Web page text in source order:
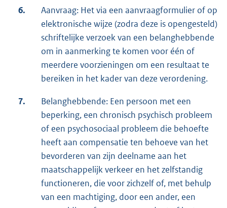
6.
Aanvraag: Het via een aanvraagformulier of op
elektronische wijze (zodra deze is opengesteld)
schriftelijke verzoek van een belanghebbende
om in aanmerking te komen voor één of
meerdere voorzieningen om een resultaat te
bereiken in het kader van deze verordening.
7.
Belanghebbende: Een persoon met een
beperking, een chronisch psychisch probleem
of een psychosociaal probleem die behoefte
heeft aan compensatie ten behoeve van het
bevorderen van zijn deelname aan het
maatschappelijk verkeer en het zelfstandig
functioneren, die voor zichzelf of, met behulp
van een machtiging, door een ander, een